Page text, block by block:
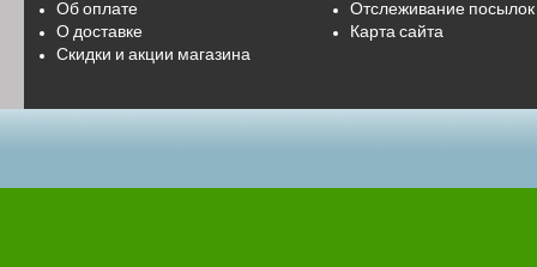
Об оплате
О доставке
Скидки и акции магазина
Отслеживание посылок
Карта сайта